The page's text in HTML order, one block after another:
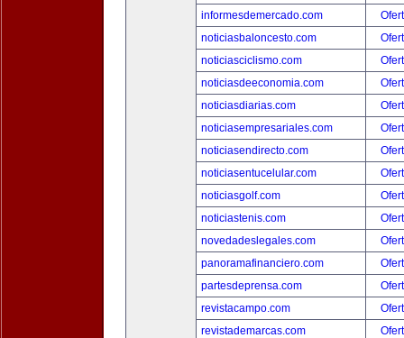
informesdemercado.com
noticiasbaloncesto.com
noticiasciclismo.com
noticiasdeeconomia.com
noticiasdiarias.com
noticiasempresariales.com
noticiasendirecto.com
noticiasentucelular.com
noticiasgolf.com
noticiastenis.com
novedadeslegales.com
panoramafinanciero.com
partesdeprensa.com
revistacampo.com
revistademarcas.com